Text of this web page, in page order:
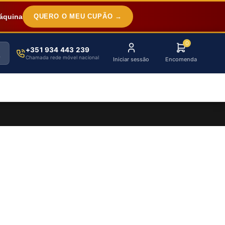
QUERO O MEU CUPÃO →
+351 934 443 239
Chamada rede móvel nacional Iniciar sessão
0
Encomenda